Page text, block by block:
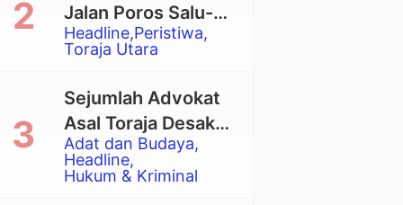
Headline Peristiwa
Toraja Utara
Jalan Poros Salu-
Dende’ Tertutup
Total
Adat dan Budaya
Headline
Hukum & Kriminal
Sejumlah Advokat
Asal Toraja Desak
Mahkamah Agung
Larang Penggunaan